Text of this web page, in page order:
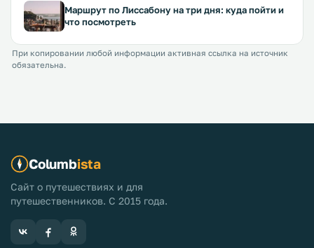
Маршрут по Лиссабону на три дня: куда пойти и
что посмотреть
При копировании любой информации активная ссылка на источник
обязательна.
Columbista
Сайт о путешествиях и для
путешественников. С 2015 года.